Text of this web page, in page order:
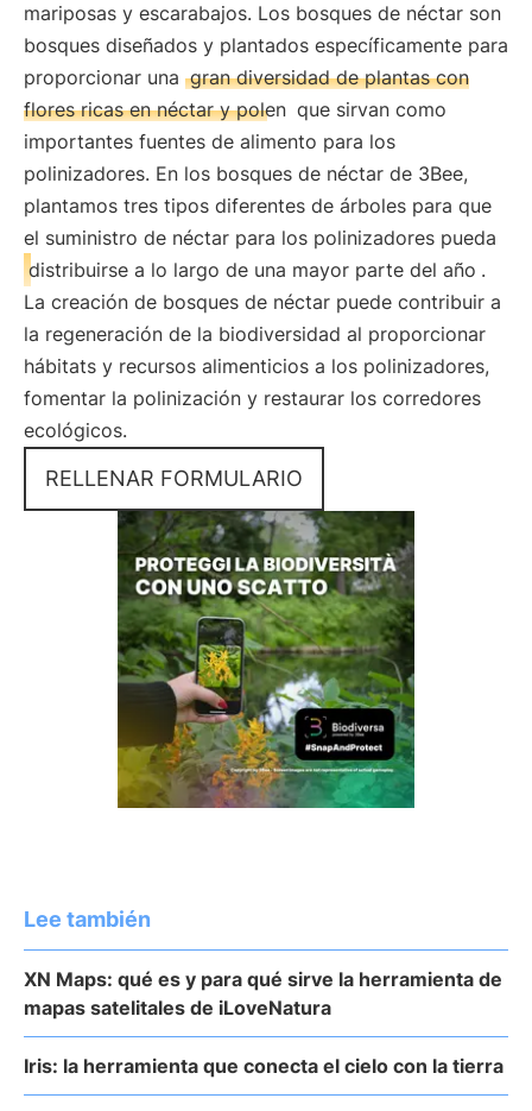
mariposas y escarabajos. Los bosques de néctar son
bosques diseñados y plantados específicamente para
proporcionar una gran diversidad de plantas con
flores ricas en néctar y polen que sirvan como
importantes fuentes de alimento para los
polinizadores. En los bosques de néctar de 3Bee,
plantamos tres tipos diferentes de árboles para que
el suministro de néctar para los polinizadores pueda
distribuirse a lo largo de una mayor parte del año .
La creación de bosques de néctar puede contribuir a
la regeneración de la biodiversidad al proporcionar
hábitats y recursos alimenticios a los polinizadores,
fomentar la polinización y restaurar los corredores
ecológicos.
RELLENAR FORMULARIO
Lee también
XN Maps: qué es y para qué sirve la herramienta de
mapas satelitales de iLoveNatura
Iris: la herramienta que conecta el cielo con la tierra